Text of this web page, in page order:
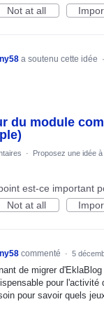
Not at all
a soutenu cette idée ·
du module
· Proposez une idée
est-ce important
Not at all
commenté · 5
de migrer
pour l'activité
pour savoir quels